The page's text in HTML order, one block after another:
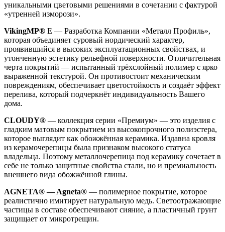
уникальными цветовыми решениями в сочетании с фактурой
«утренней изморози».
VikingMP® E — Разработка Компании «Металл Профиль»,
которая объединяет суровый нордический характер,
проявившийся в высоких эксплуатационных свойствах, и
утонченную эстетику рельефной поверхности. Отличительная
черта покрытий — испытанный трёхслойный полимер с ярко
выраженной текстурой. Он противостоит механическим
повреждениям, обеспечивает цветостойкость и создаёт эффект
перелива, который подчеркнёт индивидуальность Вашего
дома.
CLOUDY® — коллекция серии «Премиум» — это изделия с
гладким матовым покрытием из высокопрочного полиэстера,
которое выглядит как обожжённая керамика. Издавна кровля
из керамочерепицы была признаком высокого статуса
владельца. Поэтому металлочерепица под керамику сочетает в
себе не только защитные свойства стали, но и премиальность
внешнего вида обожжённой глины.
AGNETA® — Agneta® — полимерное покрытие, которое
реалистично имитирует натуральную медь. Светоотражающие
частицы в составе обеспечивают сияние, а пластичный грунт
защищает от микротрещин.